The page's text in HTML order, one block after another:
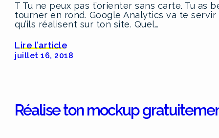
T Tu ne peux pas t’orienter sans carte. Tu
tourner en rond. Google Analytics va te
qu’ils réalisent sur ton site. Quel…
Lire l’article
juillet 16, 2018
Réalise ton mockup